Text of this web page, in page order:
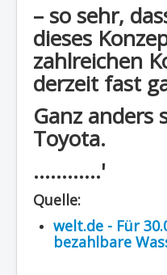
– so sehr,
dieses
zahlreichen
derzeit fast
Ganz anders
Toyota.
............'
Quelle:
welt.de - Für
bezahlbare